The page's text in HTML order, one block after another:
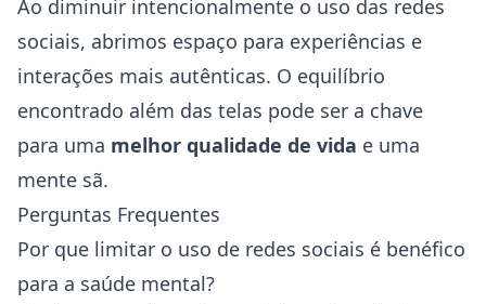
Ao diminuir intencionalmente o uso das redes
sociais, abrimos espaço para experiências e
interações mais autênticas. O equilíbrio
encontrado além das telas pode ser a chave
para uma melhor qualidade de vida e uma
mente sã.
Perguntas Frequentes
Por que limitar o uso de redes sociais é benéfico
para a saúde mental?